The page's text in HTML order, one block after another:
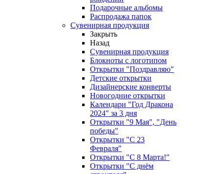
Подарочные альбомы
Распродажа папок
Сувенирная продукция
Закрыть
Назад
Сувенирная продукция
Блокноты с логотипом
Открытки "Поздравляю"
Детские открытки
Дизайнерские конверты
Новогодние открытки
Календари "Год Дракона
2024" за 3 дня
Открытки "9 Мая", "День
победы"
Открытки "С 23
Февраля"
Открытки "С 8 Марта!"
Открытки "С днём